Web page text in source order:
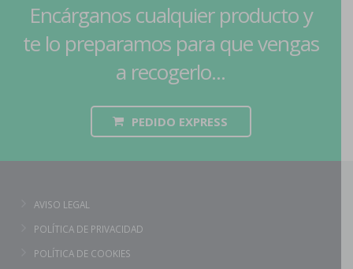
Encárganos cualquier producto y
te lo preparamos para que vengas
a recogerlo...
PEDIDO EXPRESS
AVISO LEGAL
POLÍTICA DE PRIVACIDAD
POLÍTICA DE COOKIES